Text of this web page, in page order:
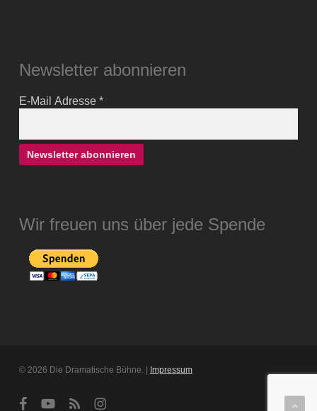
Newsletter abonnieren
E-Mail Adresse *
Wir freuen uns über jede Spende
© 2026 Die Dramatische Bühne. | Impressum
facebookyoutubeRSS instagram